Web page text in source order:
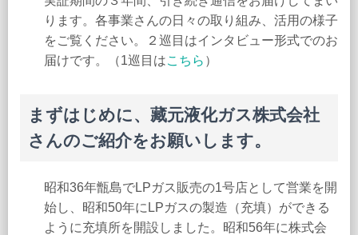
ります。各事業さんの日々の取り組み、活用の様子
をご覧ください。２巡目はインタビュー形式でのお
届けです。（1巡目はこちら ）
まずはじめに、藏元液化ガス株式会社
さんのご紹介をお願いします。
昭和36年甑島でLPガス販売の1号店として営業を開
始し、昭和50年にLPガスの製造（充填）ができる
ように充填所を開設しました。昭和56年に株式会